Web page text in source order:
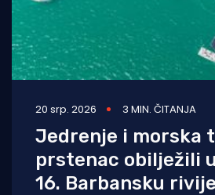
20 srp. 2026 3 MIN. ČITANJA
Jedrenje i morska
prstenac obilježili
16. Barbansku